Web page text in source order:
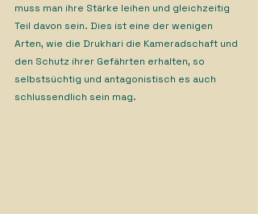
muss man ihre Stärke leihen und gleichzeitig
Teil davon sein. Dies ist eine der wenigen
Arten, wie die Drukhari die Kameradschaft und
den Schutz ihrer Gefährten erhalten, so
selbstsüchtig und antagonistisch es auch
schlussendlich sein mag.